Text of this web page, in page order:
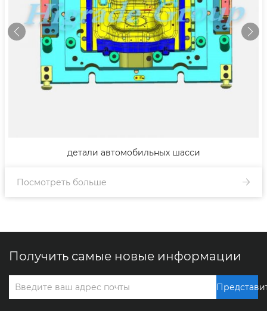
детали автомобильных шасси
Посмотреть больше
Получить самые новые информации